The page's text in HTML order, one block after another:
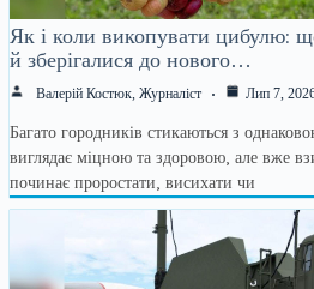
Як і коли викопувати цибулю:
й зберігалися до нового…
Валерій Костюк, Журналіст Лип 7,
Багато городників стикаються з
виглядає міцною та здоровою, але вже
починає проростати, висихати чи